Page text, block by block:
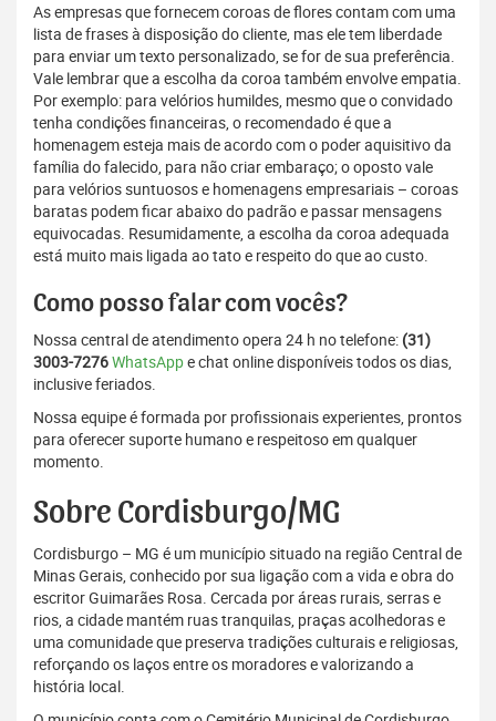
As empresas que fornecem coroas de flores contam com uma
lista de frases à disposição do cliente, mas ele tem liberdade
para enviar um texto personalizado, se for de sua preferência.
Vale lembrar que a escolha da coroa também envolve empatia.
Por exemplo: para velórios humildes, mesmo que o convidado
tenha condições financeiras, o recomendado é que a
homenagem esteja mais de acordo com o poder aquisitivo da
família do falecido, para não criar embaraço; o oposto vale
para velórios suntuosos e homenagens empresariais – coroas
baratas podem ficar abaixo do padrão e passar mensagens
equivocadas. Resumidamente, a escolha da coroa adequada
está muito mais ligada ao tato e respeito do que ao custo.
Como posso falar com vocês?
Nossa central de atendimento opera 24 h no telefone: (31)
3003-7276WhatsAppe chat online disponíveis todos os dias,
inclusive feriados.
Nossa equipe é formada por profissionais experientes, prontos
para oferecer suporte humano e respeitoso em qualquer
momento.
Sobre Cordisburgo/MG
Cordisburgo – MG é um município situado na região Central de
Minas Gerais, conhecido por sua ligação com a vida e obra do
escritor Guimarães Rosa. Cercada por áreas rurais, serras e
rios, a cidade mantém ruas tranquilas, praças acolhedoras e
uma comunidade que preserva tradições culturais e religiosas,
reforçando os laços entre os moradores e valorizando a
história local.